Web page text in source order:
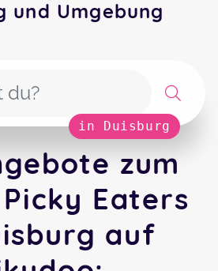
und Umgebung
in Duisburg
zum
Eaters
auf